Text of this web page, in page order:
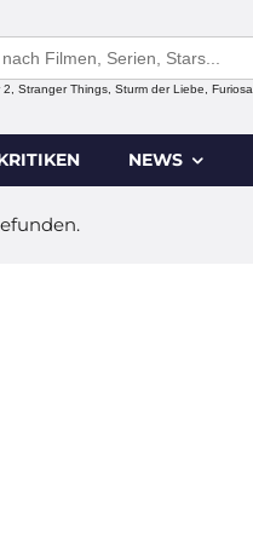
2, Stranger Things, Sturm der Liebe, Furiosa
NEWS